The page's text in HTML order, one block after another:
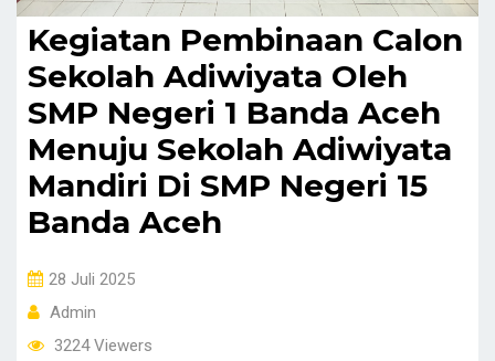
Kegiatan Pembinaan Calon
Sekolah Adiwiyata Oleh
SMP Negeri 1 Banda Aceh
Menuju Sekolah Adiwiyata
Mandiri Di SMP Negeri 15
Banda Aceh
28 Juli 2025
Admin
3224 Viewers